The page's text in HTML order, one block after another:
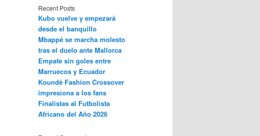
Recent Posts
Kubo vuelve y empezará
desde el banquillo
Mbappé se marcha molesto
tras el duelo ante Mallorca
Empate sin goles entre
Marruecos y Ecuador
Koundé Fashion Crossover
impresiona a los fans
Finalistas al Futbolista
Africano del Año 2026